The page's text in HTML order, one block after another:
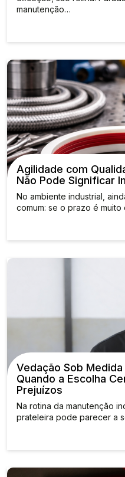
manutenção…
Agilidade com
Não Pode Significar
No ambiente industrial,
comum: se o prazo é
Vedação Sob
Quando a Escolha
Prejuízos
Na rotina da manutenção
prateleira pode parecer a